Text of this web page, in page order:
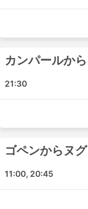
パシル・グ
カンパール -
クアラルン
パシル・グ
Star Coach
カンパールか
21:30
ゴペンからヌ
11:00, 20:45